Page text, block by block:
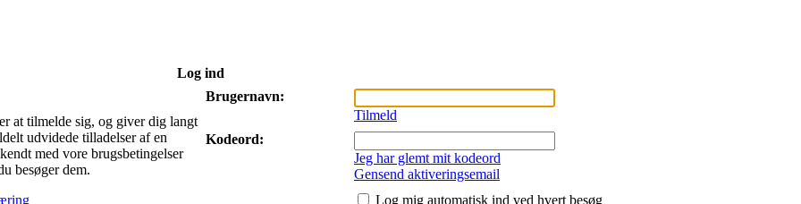
Log ind
at tilmelde sig, og giver dig langt
udvidede tilladelser af en
med vore brugsbetingelser
besøger dem.
Brugernavn:
Tilmeld
Kodeord:
Jeg har glemt mit kodeord
Gensend aktiveringsemail
Log mig automatisk ind ved hvert besøg